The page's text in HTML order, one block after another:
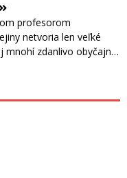
profesorom
netvoria len veľké
mnohí zdanlivo obyčajní